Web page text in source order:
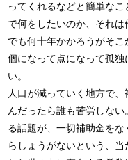
ってくれるなどと簡単な
で何をしたいのか、それ
でも何十年かかろうがそ
個になって点になって孤
い。
人口が減っていく地方で
んだったら誰も苦労しな
る話題が、一切補助金を
らしょうがないという、